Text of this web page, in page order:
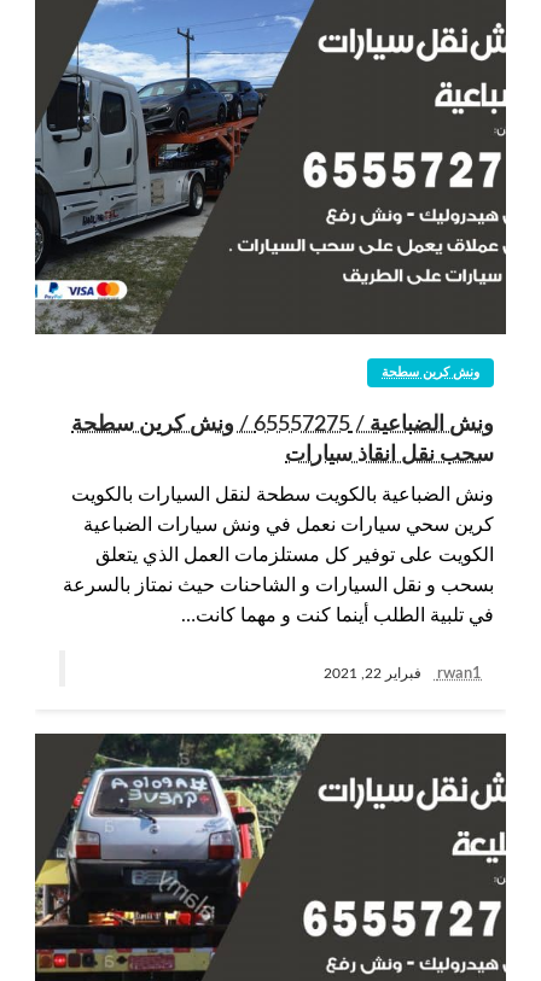
ونش كرين سطحة
ونش الضباعية / 65557275 / ونش كرين سطحة
سحب نقل انقاذ سيارات
ونش الضباعية بالكويت سطحة لنقل السيارات بالكويت
كرين سحي سيارات نعمل في ونش سيارات الضباعية
الكويت على توفير كل مستلزمات العمل الذي يتعلق
بسحب و نقل السيارات و الشاحنات حيث نمتاز بالسرعة
في تلبية الطلب أينما كنت و مهما كانت…
rwan1 فبراير 22, 2021